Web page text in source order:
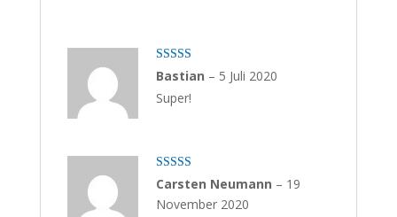
Bewertet mit
5von 5
Bastian – 5 Juli 2020
Super!
Bewertet
mit 4von
5
Carsten Neumann – 19
November 2020